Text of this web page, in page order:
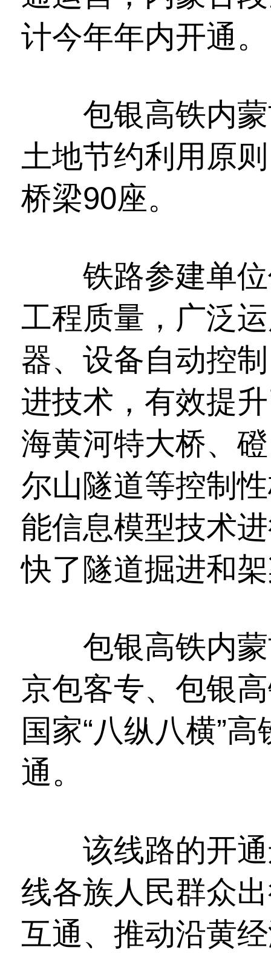
计今年年内开通。
包银高铁内蒙
土地节约利用原
桥梁90座。
铁路参建单位
工程质量，广泛
器、设备自动控
进技术，有效提
海黄河特大桥、
尔山隧道等控制
能信息模型技术
快了隧道掘进和
包银高铁内蒙
京包客专、包银
国家“八纵八横”
通。
该线路的开通
线各族人民群众
互通、推动沿黄